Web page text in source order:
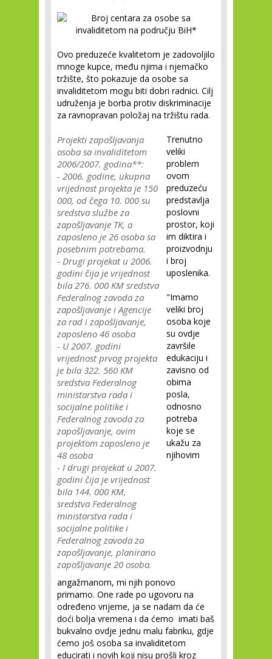
Ovo preduzeće kvalitetom je zadovoljilo
mnoge kupce, među njima i njemačko
tržište, što pokazuje da osobe sa
invaliditetom mogu biti dobri radnici. Cilj
udruženja je borba protiv diskriminacije
za ravnopravan položaj na tržištu rada.
Projekti zapošljavanja
osoba sa invaliditetom
2006/2007. godina**:
- 2006. godine, ukupna
vrijednost projekta je 150
000, od čega 10. 000 su
sredstva službe za
zapošljavanje TK, a
zaposleno je 26 osoba sa
posebnim potrebama.
- Drugi projekat u 2006.
godini čija je vrijednost
bila 276. 000 KM sredstva
Federalnog zavoda za
zapošljavanje i Agencije
za rad i zapošljavanje,
zaposleno 46 osoba
- U 2007. godini
vrijednost prvog projekta
je bila 322. 560 KM
sredstva Federalnog
ministarstva rada i
socijalne politike i
Federalnog zavoda za
zapošljavanje, ovim
projektom zaposleno je
48 osoba
- I drugi projekat u 2007.
godini čija je vrijednost
bila 144. 000 KM,
sredstva Federalnog
ministarstva rada i
socijalne politike i
Federalnog zavoda za
zapošljavanje, planirano
zapošljavanje 20 osoba.
Trenutno
veliki
problem
ovom
preduzeću
predstavlja
poslovni
prostor, koji
im diktira i
proizvodnju
i broj
uposlenika.
"Imamo
veliki broj
osoba koje
su ovdje
završile
edukaciju i
zavisno od
obima
posla,
odnosno
potreba
koje se
ukažu za
njihovim
angažmanom, mi njih ponovo
primamo. One rade po ugovoru na
određeno vrijeme, ja se nadam da će
doći bolja vremena i da ćemo imati baš
bukvalno ovdje jednu malu fabriku, gdje
ćemo još osoba sa invaliditetom
educirati i novih koji nisu prošli kroz